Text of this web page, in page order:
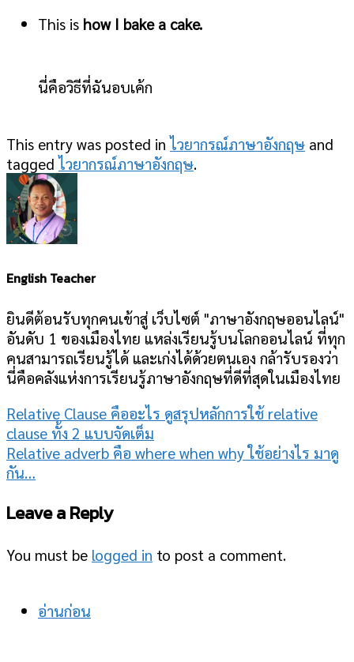
This is how I bake a cake.
นี่คือวิธีที่ฉันอบเค้ก
This entry was posted inไวยากรณ์ภาษาอังกฤษ and
taggedไวยากรณ์ภาษาอังกฤษ.
English Teacher
ยินดีต้อนรับทุกคนเข้าสู่ เว็บไซต์ "ภาษาอังกฤษออนไลน์"
อันดับ 1 ของเมืองไทย แหล่งเรียนรู้บนโลกออนไลน์ ที่ทุก
คนสามารถเรียนรู้ได้ และเก่งได้ด้วยตนเอง กล้ารับรองว่า
นี่คือคลังแห่งการเรียนรู้ภาษาอังกฤษที่ดีที่สุดในเมืองไทย
Relative Clause คืออะไร ดูสรุปหลักการใช้ relative
clause ทั้ง 2 แบบจัดเต็ม
Relative adverb คือ where when why ใช้อย่างไร มาดู
กัน…
Leave a Reply
You must be logged in to post a comment.
อ่านก่อน